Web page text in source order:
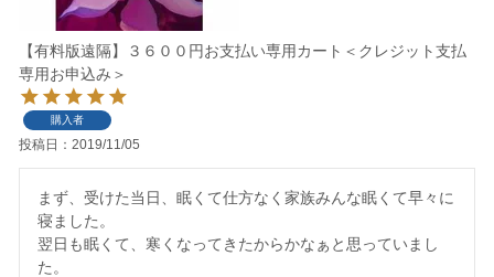
【有料版遠隔】３６００円お支払い専用カート＜クレジット支払
専用お申込み＞
購入者
投稿日 2019/11/05
まず、受けた当日、眠くて仕方なく家族みんな眠くて早々に
寝ました。
翌日も眠くて、寒くなってきたからかなぁと思っていまし
た。